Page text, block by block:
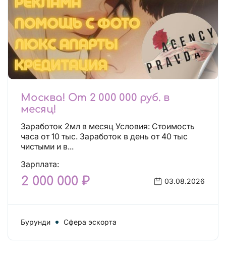
Москва! От 2 000 000 руб. в
месяц!
Заработок 2мл в месяц Условия: Стоимость
часа от 10 тыс. Заработок в день от 40 тыс
чистыми и в...
Зарплата:
2 000 000 ₽ 03.08.2026
Бурунди Сфера эскорта